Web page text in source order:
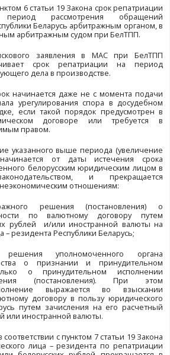
иностранной валюты и
в Законе как срок
что такой срок определяется
исходя из условий и
сторонами по
экспорт, импорт (правда,
дополнительно установлен
подхода к определению
в срок,
при реализации
денежных средств при
административный штраф в
внешнеторговой операции, не
для выполнения
договоров, за
но не более суммы
(пункт 2 статьи 12.14 КоАП).
белорусских субъектов,
срока
связанные с
в том числе, обращения за
суд и в частности –
БелТПП.
с пунктом 6 статьи 19 Закона
Республики Беларусь
арбитражным судом при